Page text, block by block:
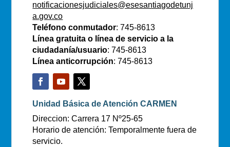
notificacionesjudiciales@esesantiagodetunj
a.gov.co
Teléfono conmutador: 745-8613
Línea gratuita o línea de servicio a la
ciudadanía/usuario: 745-8613
Línea anticorrupción: 745-8613
Unidad Básica de Atención CARMEN
Direccion: Carrera 17 Nº25-65
Horario de atención: Temporalmente fuera de
servicio.